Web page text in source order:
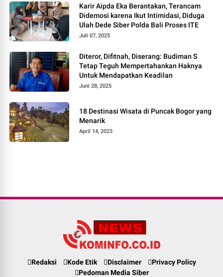
Karir Aipda Eka Berantakan, Terancam
Didemosi karena Ikut Intimidasi, Diduga
Ulah Dede Siber Polda Bali Proses ITE
Juli 07, 2025
Diteror, Difitnah, Diserang: Budiman S
Tetap Teguh Mempertahankan Haknya
Untuk Mendapatkan Keadilan
Juni 28, 2025
18 Destinasi Wisata di Puncak Bogor yang
Menarik
April 14, 2023
Redaksi Kode Etik Disclaimer
Privacy Policy
Pedoman Media Siber